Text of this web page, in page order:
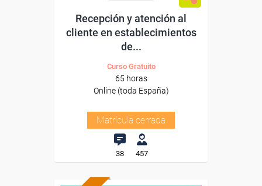
Recepción y atención al
cliente en establecimientos
de...
Curso Gratuito
65 horas
Online (toda España)
Matrícula cerrada
38 457